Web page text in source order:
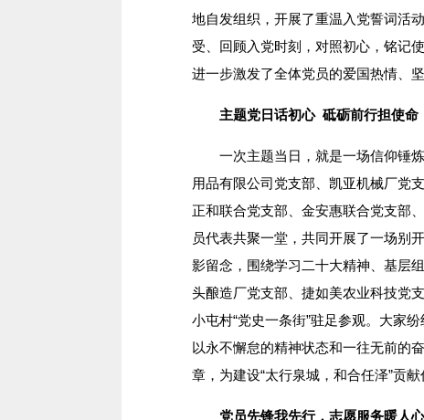
地自发组织，开展了重温入党誓词活
受、回顾入党时刻，对照初心，铭记
进一步激发了全体党员的爱国热情、
主题党日话初心 砥砺前行担使命
一次主题当日，就是一场信仰锤炼
用品有限公司党支部、凯亚机械厂党
正和联合党支部、金安惠联合党支部
员代表共聚一堂，共同开展了一场别
影留念，围绕学习二十大精神、基层
头酿造厂党支部、捷如美农业科技党
小屯村“党史一条街”驻足参观。大家
以永不懈怠的精神状态和一往无前的
章，为建设“太行泉城，和合任泽”贡献
党员先锋我先行，志愿服务暖人心